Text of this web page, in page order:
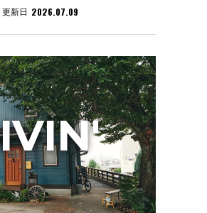
更新日 2026.07.09